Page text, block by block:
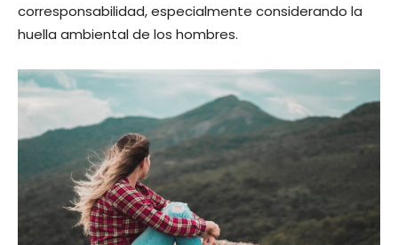
corresponsabilidad, especialmente considerando la
huella ambiental de los hombres.